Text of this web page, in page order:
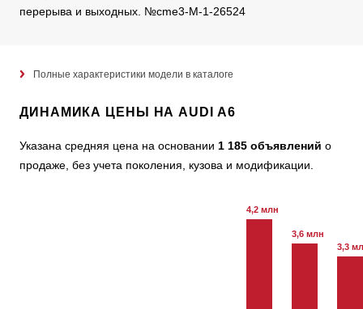
перерыва и выходных. №cme3-M-1-26524
Полные характеристики модели в каталоге
ДИНАМИКА ЦЕНЫ НА AUDI A6
Указана средняя цена на основании 1 185 объявлений о
продаже, без учета поколения, кузова и модификации.
4,2 млн
3,6 млн
3,3